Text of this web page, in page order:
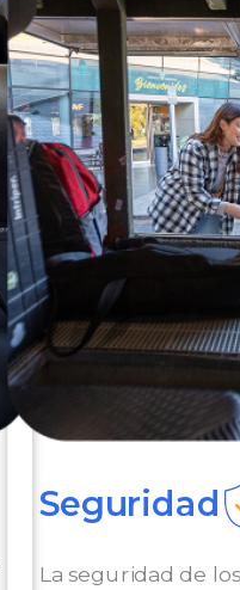
Seguridad
La seguridad de